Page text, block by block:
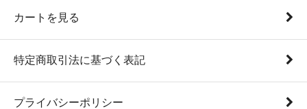
カートを見る
特定商取引法に基づく表記
プライバシーポリシー